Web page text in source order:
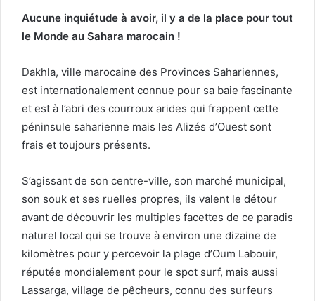
Aucune inquiétude à avoir, il y a de la place pour tout
le Monde au Sahara marocain !
Dakhla, ville marocaine des Provinces Sahariennes,
est internationalement connue pour sa baie fascinante
et est à l’abri des courroux arides qui frappent cette
péninsule saharienne mais les Alizés d’Ouest sont
frais et toujours présents.
S’agissant de son centre-ville, son marché municipal,
son souk et ses ruelles propres, ils valent le détour
avant de découvrir les multiples facettes de ce paradis
naturel local qui se trouve à environ une dizaine de
kilomètres pour y percevoir la plage d’Oum Labouir,
réputée mondialement pour le spot surf, mais aussi
Lassarga, village de pêcheurs, connu des surfeurs